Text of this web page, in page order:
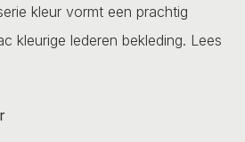
kleur vormt een prachtig
kleurige lederen bekleding. Lees